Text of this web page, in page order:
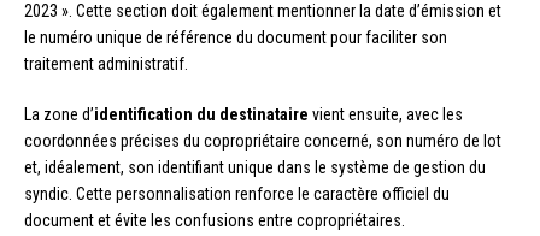
2023 ». Cette section doit également mentionner la date d’émission et
le numéro unique de référence du document pour faciliter son
traitement administratif.
La zone d’identification du destinataire vient ensuite, avec les
coordonnées précises du copropriétaire concerné, son numéro de lot
et, idéalement, son identifiant unique dans le système de gestion du
syndic. Cette personnalisation renforce le caractère officiel du
document et évite les confusions entre copropriétaires.